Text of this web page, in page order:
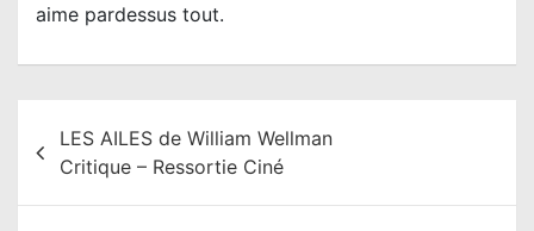
aime pardessus tout.
LES AILES de William Wellman
Critique – Ressortie Ciné